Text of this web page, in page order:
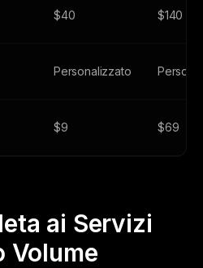
$40 $140
Personalizzato
$9 $69
ai Servizi
Volume